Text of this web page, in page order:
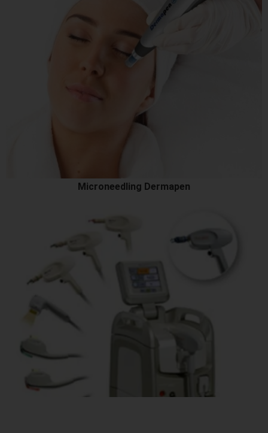
Microneedling Dermapen